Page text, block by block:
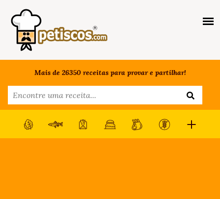
Mais de 26350 receitas para provar e partilhar!